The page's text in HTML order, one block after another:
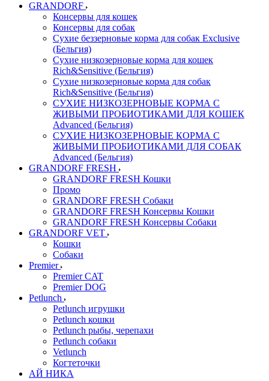
GRANDORF
Консервы для кошек
Консервы для собак
Сухие беззерновые корма для собак Exclusive
(Бельгия)
Сухие низкозерновые корма для кошек
Rich&Sensitive (Бельгия)
Сухие низкозерновые корма для собак
Rich&Sensitive (Бельгия)
СУХИЕ НИЗКОЗЕРНОВЫЕ КОРМА С
ЖИВЫМИ ПРОБИОТИКАМИ ДЛЯ КОШЕК
Advanced (Бельгия)
СУХИЕ НИЗКОЗЕРНОВЫЕ КОРМА С
ЖИВЫМИ ПРОБИОТИКАМИ ДЛЯ СОБАК
Advanced (Бельгия)
GRANDORF FRESH
GRANDORF FRESH Кошки
Промо
GRANDORF FRESH Собаки
GRANDORF FRESH Консервы Кошки
GRANDORF FRESH Консервы Собаки
GRANDORF VET
Кошки
Собаки
Premier
Premier CAT
Premier DOG
Petlunch
Petlunch игрушки
Petlunch кошки
Petlunch рыбы, черепахи
Petlunch собаки
Vetlunch
Когтеточки
АЙ НИКА